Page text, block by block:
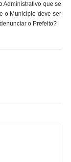
Administrativo que se
o Município deve ser
o Prefeito?